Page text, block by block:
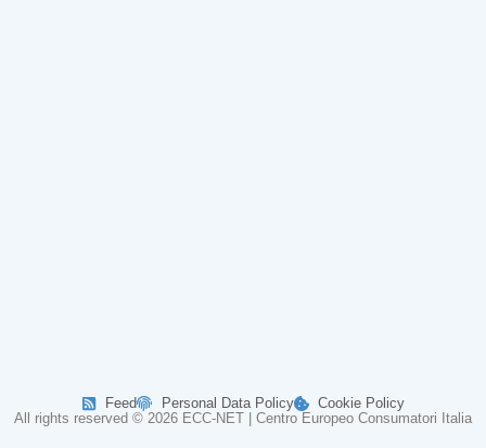
All rights reserved © 2026 ECC-NET | Centro Europeo Consumatori Italia
Feed Personal Data Policy Cookie Policy